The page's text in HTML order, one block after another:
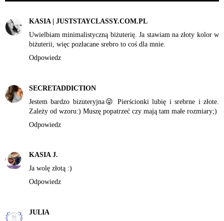
KASIA | JUSTSTAYCLASSY.COM.PL
Uwielbiam minimalistyczną biżuterię. Ja stawiam na złoty kolor w
biżuterii, więc pozłacane srebro to coś dla mnie.
Odpowiedz
SECRETADDICTION
Jestem bardzo bizuteryjna😜 Pierścionki lubię i srebrne i złote.
Zależy od wzoru:) Muszę popatrzeć czy mają tam małe rozmiary;)
Odpowiedz
KASIA J.
Ja wolę złotą :)
Odpowiedz
JULIA